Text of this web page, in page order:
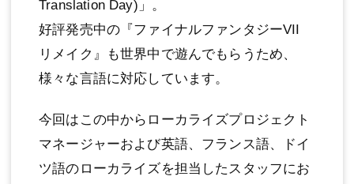
Translation Day)」。
好評発売中の『ファイナルファンタジーVII
リメイク』も世界中で遊んでもらうため、
様々な言語に対応しています。
今回はこの中からローカライズプロジェクト
マネージャーおよび英語、フランス語、ドイ
ツ語のローカライズを担当したスタッフにお